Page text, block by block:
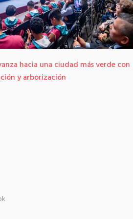
hacia una ciudad más verde con
y arborización